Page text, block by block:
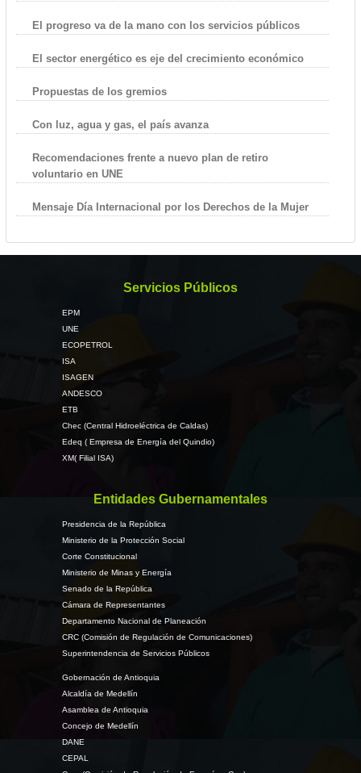
El progreso va de la mano con los servicios públicos
El sector energético es eje del crecimiento económico
Propuestas de los gremios
Con luz, agua y gas, el país avanza
Recomendaciones frente a nuevo plan de retiro
voluntario en UNE
Mensaje Día Internacional por los Derechos de la Mujer
Servicios Públicos
EPM
UNE
ECOPETROL
ISA
ISAGEN
ANDESCO
ETB
Chec (Central Hidroeléctrica de Caldas)
Edeq ( Empresa de Energía del Quindio)
XM( Filial ISA)
Entidades Gubernamentales
Presidencia de la República
Ministerio de la Protección Social
Corte Constitucional
Ministerio de Minas y Energía
Senado de la República
Cámara de Representantes
Departamento Nacional de Planeación
CRC (Comisión de Regulación de Comunicaciones)
Superintendencia de Servicios Públicos
Gobernación de Antioquia
Alcaldía de Medellín
Asamblea de Antioquia
Concejo de Medellín
DANE
CEPAL